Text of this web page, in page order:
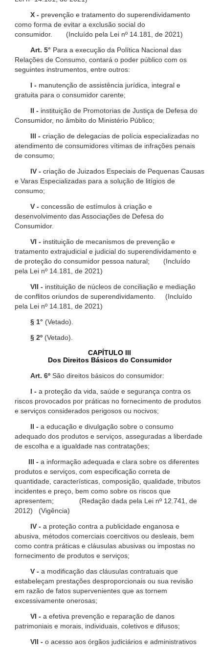
X - prevenção e tratamento do superendividamento
como forma de evitar a exclusão social do
consumidor. (Incluído pela Lei nº 14.181, de 2021)
Art. 5° Para a execução da Política Nacional das
Relações de Consumo, contará o poder público com os
seguintes instrumentos, entre outros:
I - manutenção de assistência jurídica, integral e
gratuita para o consumidor carente;
II - instituição de Promotorias de Justiça de Defesa do
Consumidor, no âmbito do Ministério Público;
III - criação de delegacias de polícia especializadas no
atendimento de consumidores vítimas de infrações penais
de consumo;
IV - criação de Juizados Especiais de Pequenas Causas
e Varas Especializadas para a solução de litígios de
consumo;
V - concessão de estímulos à criação e
desenvolvimento das Associações de Defesa do
Consumidor.
VI - instituição de mecanismos de prevenção e
tratamento extrajudicial e judicial do superendividamento e
de proteção do consumidor pessoa natural; (Incluído
pela Lei nº 14.181, de 2021)
VII - instituição de núcleos de conciliação e mediação
de conflitos oriundos de superendividamento. (Incluído
pela Lei nº 14.181, de 2021)
§ 1° (Vetado).
§ 2º (Vetado).
CAPÍTULO III
Dos Direitos Básicos do Consumidor
Art. 6º São direitos básicos do consumidor:
I - a proteção da vida, saúde e segurança contra os
riscos provocados por práticas no fornecimento de produtos
e serviços considerados perigosos ou nocivos;
II - a educação e divulgação sobre o consumo
adequado dos produtos e serviços, asseguradas a liberdade
de escolha e a igualdade nas contratações;
III - a informação adequada e clara sobre os diferentes
produtos e serviços, com especificação correta de
quantidade, características, composição, qualidade, tributos
incidentes e preço, bem como sobre os riscos que
apresentem; (Redação dada pela Lei nº 12.741, de
2012) (Vigência)
IV - a proteção contra a publicidade enganosa e
abusiva, métodos comerciais coercitivos ou desleais, bem
como contra práticas e cláusulas abusivas ou impostas no
fornecimento de produtos e serviços;
V - a modificação das cláusulas contratuais que
estabeleçam prestações desproporcionais ou sua revisão
em razão de fatos supervenientes que as tornem
excessivamente onerosas;
VI - a efetiva prevenção e reparação de danos
patrimoniais e morais, individuais, coletivos e difusos;
VII - o acesso aos órgãos judiciários e administrativos